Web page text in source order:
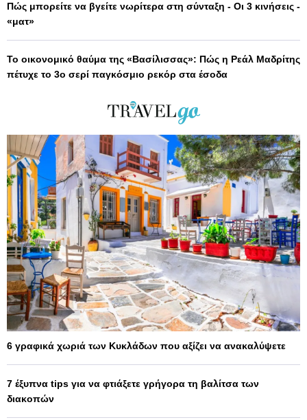
Πώς μπορείτε να βγείτε νωρίτερα στη σύνταξη - Οι 3 κινήσεις -
«ματ»
Το οικονομικό θαύμα της «Βασίλισσας»: Πώς η Ρεάλ Μαδρίτης
πέτυχε το 3ο σερί παγκόσμιο ρεκόρ στα έσοδα
6 γραφικά χωριά των Κυκλάδων που αξίζει να ανακαλύψετε
7 έξυπνα tips για να φτιάξετε γρήγορα τη βαλίτσα των
διακοπών